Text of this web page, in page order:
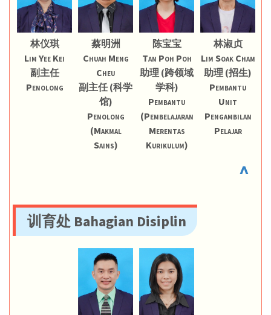
林仪琪
Lim Yee Kei
副主任
Penolong
蔡明洲
Chuah Meng
Cheu
副主任 (科学
馆)
Penolong
(Makmal
Sains)
陈宝宝
Tan Poh Poh
助理 (跨领域
学科)
Pembantu
(Pembelajaran
Merentas
Kurikulum)
林淑贞
Lim Soak Cham
助理 (招生)
Pembantu
Unit
Pengambilan
Pelajar
^
训育处 Bahagian Disiplin